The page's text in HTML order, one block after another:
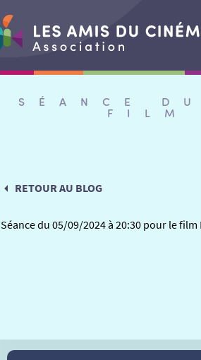
SÉANCE
FILM
RETOUR AU BLOG
Séance du 05/09/2024 à 20:30 pour le film